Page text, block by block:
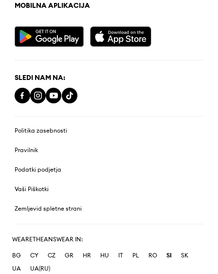
MOBILNA APLIKACIJA
SLEDI NAM NA:
Politika zasebnosti
Pravilnik
Podatki podjetja
Vaši Piškotki
Zemljevid spletne strani
WEARETHEANSWEAR IN:
BG CY CZ GR HR HU IT PL RO SI
SK
UA
UA(RU)